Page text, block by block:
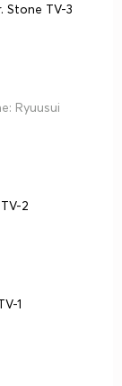
Stone TV-3
Ryuusui
2
1